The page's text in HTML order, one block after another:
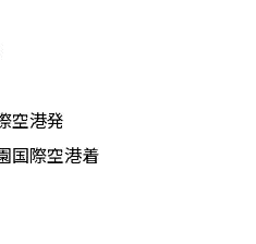
空港発
国際空港着